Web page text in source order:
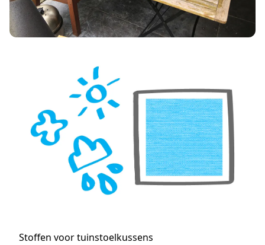
Stoffen voor tuinstoelkussens